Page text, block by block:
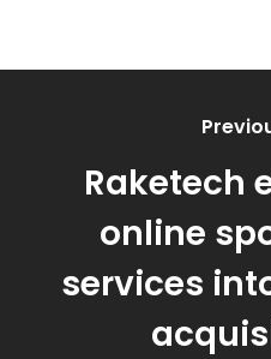
Raketech
online
services